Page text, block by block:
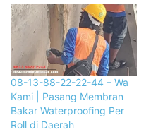
08-13-88-22-22-44 – Wa
Kami | Pasang Membran
Bakar Waterproofing Per
Roll di Daerah